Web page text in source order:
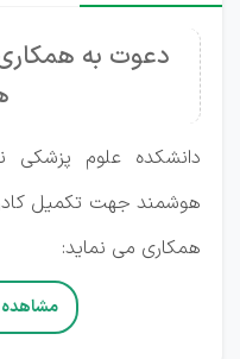
دعوت به
دانشکده علوم پزشکی
هوشمند جهت تکمیل
همکاری می نماید: